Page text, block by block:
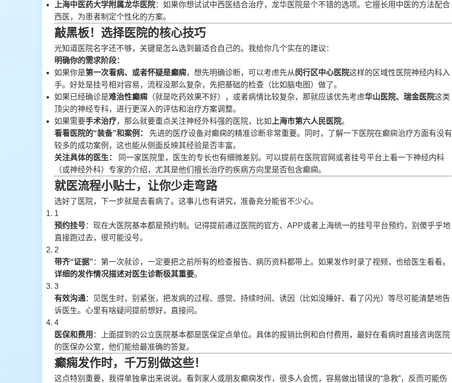
上海中医药大学附属龙华医院：如果你想试试中西医结合治疗，龙华医院是个不错的选项。它擅长用中医的方法配合
西医，为患者制定个性化的方案。
敲黑板！选择医院的核心技巧
光知道医院名字还不够，关键是怎么选到最适合自己的。我给你几个实在的建议：
明确你的需求阶段：
如果你是第一次看病、或者怀疑是癫痫，想先明确诊断，可以考虑先从闵行区中心医院这样的区域性医院神经内科入
手。好处是挂号相对容易，流程没那么复杂，先把基础的检查（比如脑电图）做了。
如果已经确诊是难治性癫痫 （就是吃药效果不好），或者病情比较复杂，那就应该优先考虑华山医院、瑞金医院这类
顶尖的神经专科，进行更深入的评估和治疗方案调整。
如果需要手术治疗，那么就要重点关注神经外科强的医院，比如 上海市第六人民医院。
看看医院的“装备”和案例：
先进的医疗设备对癫痫的精准诊断非常重要。同时，了解一下医院在癫痫治疗方面有没有
较多的成功案例，这也能从侧面反映其经验是否丰富。
关注具体的医生：
同一家医院里，医生的专长也有细微差别。可以提前在医院官网或者挂号平台上看一下神经内科
（或神经外科）专家的介绍，尤其是他们擅长治疗的疾病方向里是否包含癫痫。
就医流程小贴士，让你少走弯路
选好了医院，下一步就是去看病了。这事儿也有讲究，准备充分能省不少心。
1
预约挂号：现在大医院基本都是预约制。记得提前通过医院的官方、APP或者上海统一的挂号平台预约，别傻乎乎地
直接跑过去，很可能没号。
2
带齐“证据” ：第一次就诊，一定要把之前所有的检查报告、病历资料都带上。如果发作时录了视频，也给医生看看。
详细的发作情况描述对医生诊断极其重要。
3
有效沟通：见医生时，别紧张，把发病的过程、感觉、持续时间、诱因（比如没睡好、看了闪光）等尽可能清楚地告
诉医生。心里有啥疑问提前想好，直接问。
4
医保和费用 ：上面提到的公立医院基本都是医保定点单位。具体的报销比例和自付费用，最好在看病时直接咨询医院
的医保办公室，他们能给最准确的答复。
癫痫发作时，千万别做这些！
这点特别重要，我得单独拿出来说说。看到家人或朋友癫痫发作，很多人会慌，容易做出错误的“急救”，反而可能伤